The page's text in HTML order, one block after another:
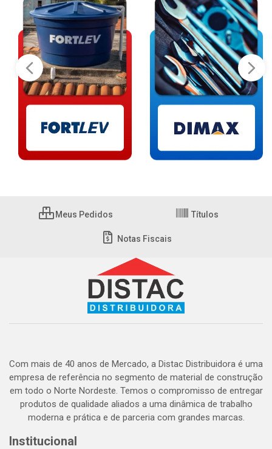
Meus Pedidos Títulos
Notas Fiscais
Com mais de 40 anos de Mercado, a Distac Distribuidora é uma
empresa de referência no segmento de material de construção
em todo o Norte Nordeste. Temos o compromisso de entregar
produtos de qualidade aliados a uma dinâmica de trabalho
moderna e prática e de parceria com grandes marcas.
Institucional